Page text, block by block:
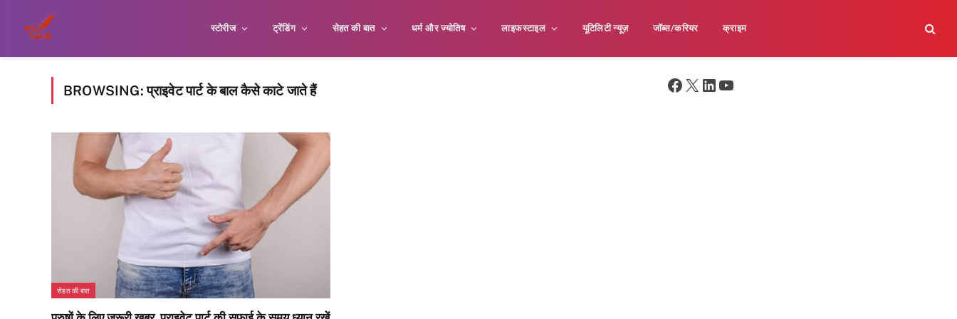
स्टोरीज ट्रेंडिंग सेहत की बात धर्म और ज्योतिष लाइफस्टाइल यूटिलिटी न्यूज़ जॉब्स/करियर क्राइम
BROWSING:प्राइवेट पार्ट के बाल कैसे काटे जाते हैं
सेहत की बात
Facebook
X LinkedIn
YouTube